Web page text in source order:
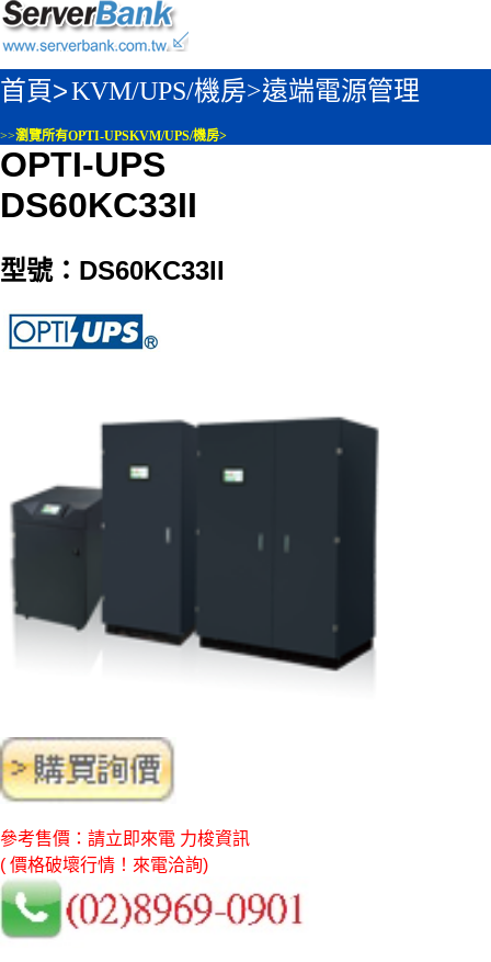
首頁>KVM/UPS/機房>遠端電源管理
>>瀏覽所有OPTI-UPSKVM/UPS/機房>
OPTI-UPS
DS60KC33II
型號：DS60KC33II
參考售價：請立即來電 力梭資訊
( 價格破壞行情！來電洽詢)